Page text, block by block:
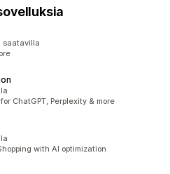
saatavilla
ChatGPT, Perplexity & more
with AI optimization